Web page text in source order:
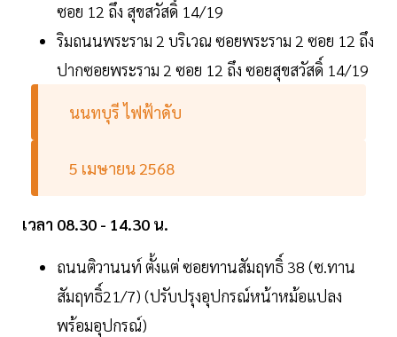
ซอย 12 ถึง สุขสวัสดิ์ 14/19
ริมถนนพระราม 2 บริเวณ ซอยพระราม 2 ซอย 12 ถึง
ปากซอยพระราม 2 ซอย 12 ถึง ซอยสุขสวัสดิ์ 14/19
นนทบุรี ไฟฟ้าดับ
5 เมษายน 2568
เวลา 08.30 - 14.30 น.
ถนนติวานนท์ ตั้งแต่ ซอยทานสัมฤทธิ์ 38 (ซ.ทาน
สัมฤทธิ์21/7) (ปรับปรุงอุปกรณ์หน้าหม้อแปลง
พร้อมอุปกรณ์)